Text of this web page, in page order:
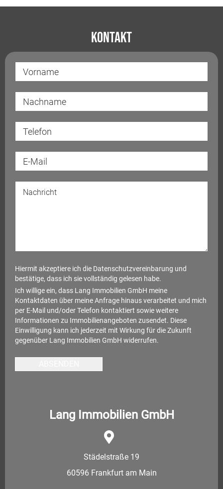
Kontakt
Hiermit akzeptiere ich die Datenschutzvereinbarung und
bestätige, dass ich sie vollständig gelesen habe.
Ich willige ein, dass Lang Immobilien GmbH meine
Kontaktdaten über meine Anfrage hinaus verarbeitet und mich
per E-Mail und/oder Telefon kontaktiert sowie weitere
Informationen zu Immobilienangeboten zusendet. Diese
Einwilligung kann ich jederzeit mit Wirkung für die Zukunft
gegenüber Lang Immobilien GmbH widerrufen.
Lang Immobilien GmbH
Städelstraße 19
60596 Frankfurt am Main